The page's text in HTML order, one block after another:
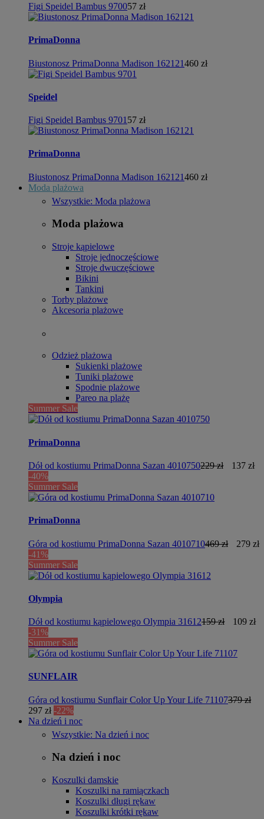
Figi Speidel Bambus 970057 zł
PrimaDonna
Biustonosz PrimaDonna Madison 162121460 zł
Speidel
Figi Speidel Bambus 9701 57 zł
PrimaDonna
Biustonosz PrimaDonna Madison 162121460 zł
Moda plażowa
Wszystkie: Moda plażowa
Moda plażowa
Stroje kąpielowe
Stroje jednoczęściowe
Stroje dwuczęściowe
Bikini
Tankini
Torby plażowe
Akcesoria plażowe
Odzież plażowa
Sukienki plażowe
Tuniki plażowe
Spodnie plażowe
Pareo na plażę
Summer Sale
PrimaDonna
Dół od kostiumu PrimaDonna Sazan 4010750229 zł
137 zł
-40%
Summer Sale
PrimaDonna
Góra od kostiumu PrimaDonna Sazan 4010710469 zł
279 zł
-41%
Summer Sale
Olympia
Dół od kostiumu kąpielowego Olympia 31612159 zł
109 zł
-31%
Summer Sale
SUNFLAIR
Góra od kostiumu Sunflair Color Up Your Life 71107379 zł
297 zł -22%
Na dzień i noc
Wszystkie: Na dzień i noc
Na dzień i noc
Koszulki damskie
Koszulki na ramiączkach
Koszulki długi rękaw
Koszulki krótki rękaw